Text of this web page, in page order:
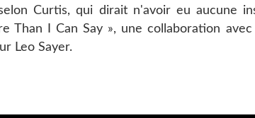
Curtis, qui dirait n'avoir eu aucune
Than I Can Say », une collaboration
Leo Sayer.